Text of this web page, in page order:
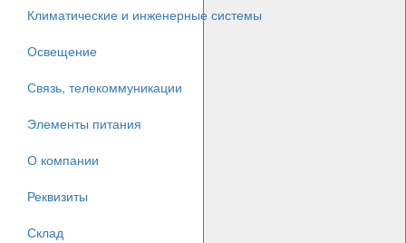
Климатические и инженерные системы
Освещение
Связь, телекоммуникации
Элементы питания
О компании
Реквизиты
Склад